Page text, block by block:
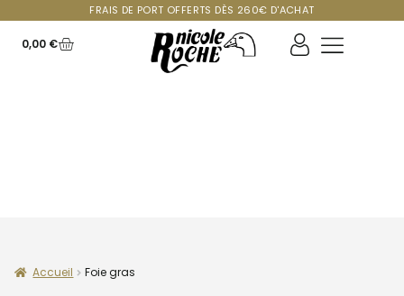
FRAIS DE PORT OFFERTS DÈS 260€ D'ACHAT
0,00 €
Accueil Foie gras